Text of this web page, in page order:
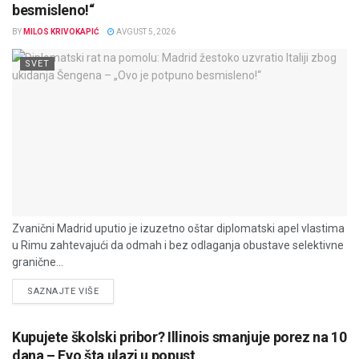
besmisleno!“
BY MILOS KRIVOKAPIĆ AVGUST 5, 2026
SVET
Zvanični Madrid uputio je izuzetno oštar diplomatski apel vlastima
u Rimu zahtevajući da odmah i bez odlaganja obustave selektivne
granične...
SAZNAJTE VIŠEDETAILS
Kupujete školski pribor? Illinois smanjuje porez na 10
dana – Evo šta ulazi u popust